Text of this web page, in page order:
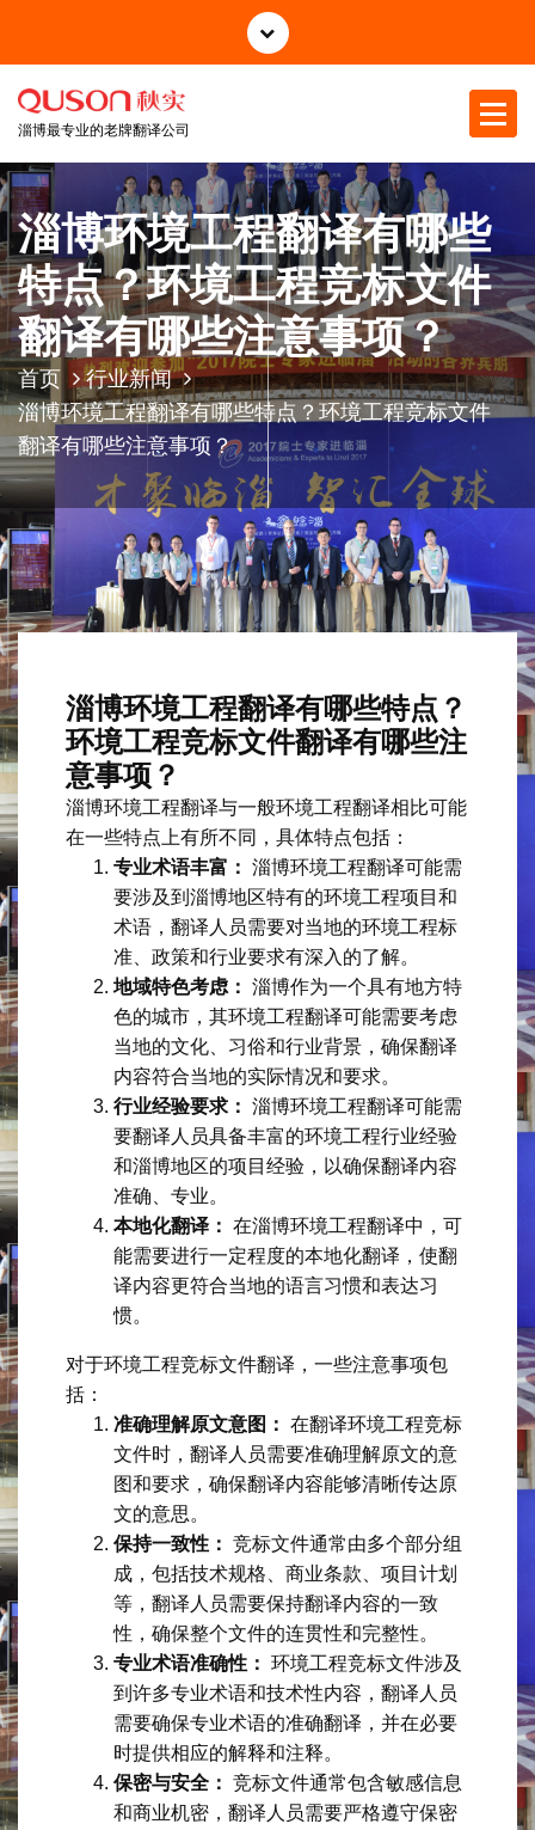
正
淄博最专业的老牌翻译公司
淄博环境工程翻译有哪些
特点？环境工程竞标文件
翻译有哪些注意事项？
首页
行业新闻
淄博环境工程翻译有哪些特点？环境工程竞标文件
翻译有哪些注意事项？
淄博环境工程翻译有哪些特点？
环境工程竞标文件翻译有哪些注
意事项？
淄博环境工程翻译与一般环境工程翻译相比可能
在一些特点上有所不同，具体特点包括：
专业术语丰富： 淄博环境工程翻译可能需
要涉及到淄博地区特有的环境工程项目和
术语，翻译人员需要对当地的环境工程标
准、政策和行业要求有深入的了解。
地域特色考虑： 淄博作为一个具有地方特
色的城市，其环境工程翻译可能需要考虑
当地的文化、习俗和行业背景，确保翻译
内容符合当地的实际情况和要求。
行业经验要求： 淄博环境工程翻译可能需
要翻译人员具备丰富的环境工程行业经验
和淄博地区的项目经验，以确保翻译内容
准确、专业。
本地化翻译： 在淄博环境工程翻译中，可
能需要进行一定程度的本地化翻译，使翻
译内容更符合当地的语言习惯和表达习
惯。
对于环境工程竞标文件翻译，一些注意事项包
括：
准确理解原文意图： 在翻译环境工程竞标
文件时，翻译人员需要准确理解原文的意
图和要求，确保翻译内容能够清晰传达原
文的意思。
保持一致性： 竞标文件通常由多个部分组
成，包括技术规格、商业条款、项目计划
等，翻译人员需要保持翻译内容的一致
性，确保整个文件的连贯性和完整性。
专业术语准确性： 环境工程竞标文件涉及
到许多专业术语和技术性内容，翻译人员
需要确保专业术语的准确翻译，并在必要
时提供相应的解释和注释。
保密与安全： 竞标文件通常包含敏感信息
和商业机密，翻译人员需要严格遵守保密